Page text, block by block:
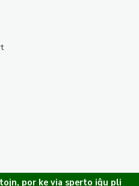
por ke via sperto iĝu pli